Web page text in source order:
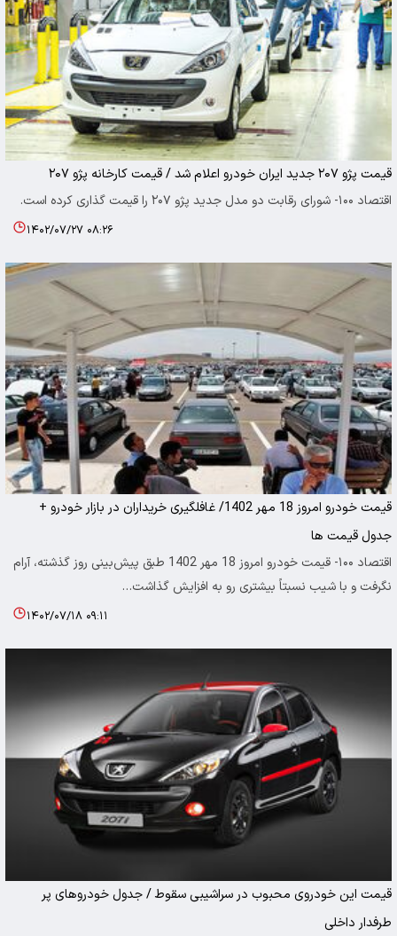
قیمت پژو ۲۰۷ جدید ایران خودرو اعلام شد / قیمت کارخانه پژو ۲۰۷
اقتصاد ۱۰۰- شورای رقابت دو مدل جدید پژو ۲۰۷ را قیمت گذاری کرده است.
۱۴۰۲/۰۷/۲۷ ۰۸:۲۶
قیمت خودرو امروز 18 مهر 1402/ غافلگیری خریداران در بازار خودرو +
جدول قیمت ها
اقتصاد ۱۰۰- قیمت خودرو امروز 18 مهر 1402 طبق پیش‌بینی روز گذشته، آرام
نگرفت و با شیب نسبتاً بیشتری رو به افزایش گذاشت…
۱۴۰۲/۰۷/۱۸ ۰۹:۱۱
قیمت این خودروی محبوب در سراشیبی سقوط / جدول خودروهای پر
طرفدار داخلی